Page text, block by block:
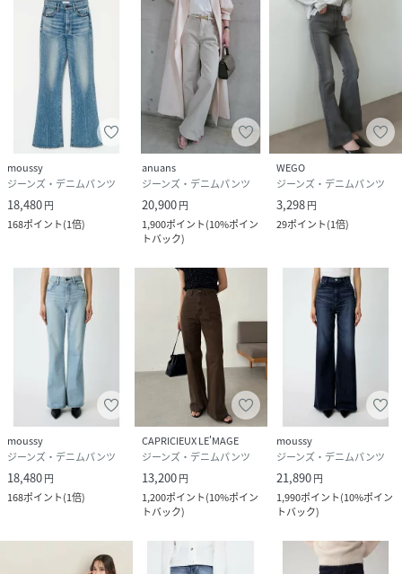
moussy
ジーンズ・デニムパンツ
18,480円
168ポイント(1倍)
anuans
ジーンズ・デニムパンツ
20,900円
1,900ポイント(10%ポイン
トバック)
WEGO
ジーンズ・デニムパンツ
3,298円
29ポイント(1倍)
moussy
ジーンズ・デニムパンツ
18,480円
168ポイント(1倍)
CAPRICIEUX LE'MAGE
ジーンズ・デニムパンツ
13,200円
1,200ポイント(10%ポイン
トバック)
moussy
ジーンズ・デニムパンツ
21,890円
1,990ポイント(10%ポイン
トバック)